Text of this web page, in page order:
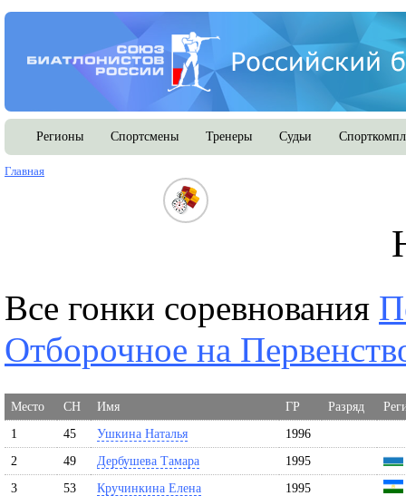
Регионы Спортсмены Тренеры Судьи
Главная
Все гонки соревнования
Отборочное на
Место СН Имя ГР Разряд
1
45 Ушкина Наталья
1996
2
49 Дербушева Тамара 1995
3
53 Кручинкина Елена 1995